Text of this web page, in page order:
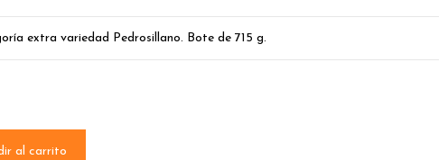
extra variedad Pedrosillano. Bote de 715 g.
al carrito